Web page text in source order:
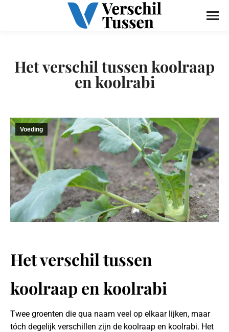
Het verschil tussen koolraap
en koolrabi
Voeding
Het verschil tussen
koolraap en koolrabi
Twee groenten die qua naam veel op elkaar lijken, maar
tóch degelijk verschillen zijn de koolraap en koolrabi. Het